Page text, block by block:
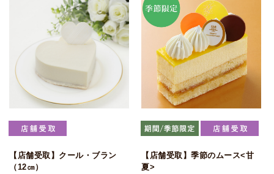
【店舗受取】クール・ブラン
（12㎝）
【店舗受取】季節のムース<甘
夏>